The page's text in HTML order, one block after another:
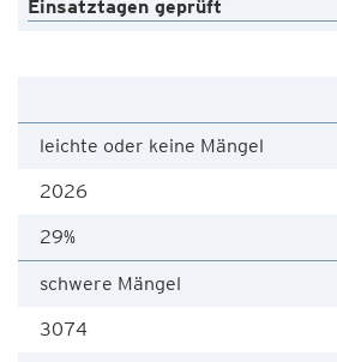
Einsatztagen geprüft
leichte oder keine Mängel
2026
29%
schwere Mängel
3074